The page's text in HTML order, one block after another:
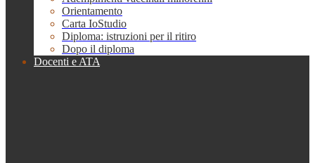
Orientamento
Carta IoStudio
Diploma: istruzioni per il ritiro
Dopo il diploma
Docenti e ATA